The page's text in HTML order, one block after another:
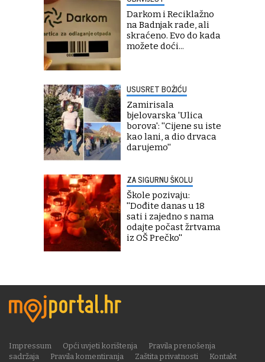
Darkom i Reciklažno
na Badnjak rade, ali
skraćeno. Evo do kada
možete doći...
USUSRET BOŽIĆU
Zamirisala
bjelovarska 'Ulica
borova': ''Cijene su iste
kao lani, a dio drvaca
darujemo''
ZA SIGURNU ŠKOLU
Škole pozivaju:
''Dođite danas u 18
sati i zajedno s nama
odajte počast žrtvama
iz OŠ Prečko''
Impressum Opći uvjeti korištenja
Pravila prenošenja
sadržaja
Pravila komentiranja Zaštita privatnosti
Kontakt